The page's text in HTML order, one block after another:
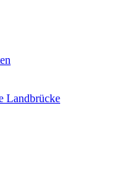
Landbrücke